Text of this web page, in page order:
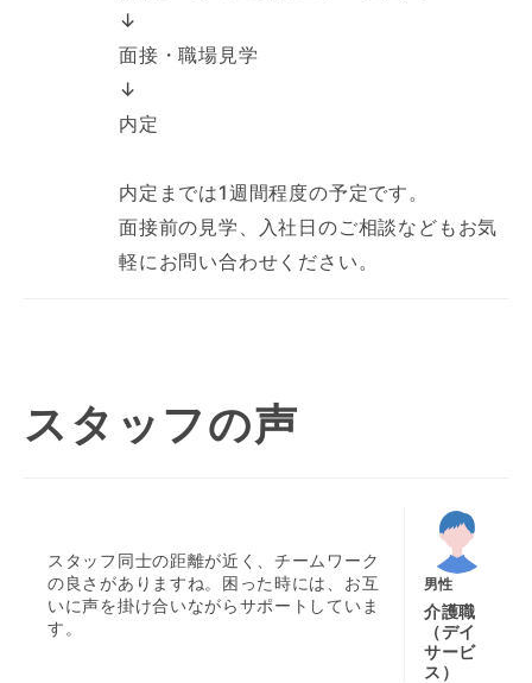
↓
面接・職場見学
↓
内定
内定までは1週間程度の予定です。
面接前の見学、入社日のご相談などもお気
軽にお問い合わせください。
スタッフの声
スタッフ同士の距離が近く、チームワーク
の良さがありますね。困った時には、お互
いに声を掛け合いながらサポートしていま
す。
男性
介護職
（デイ
サービ
ス）